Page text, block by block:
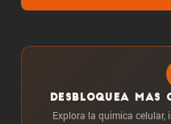
DESBLOQUEA MAS
Explora la quimica celular,